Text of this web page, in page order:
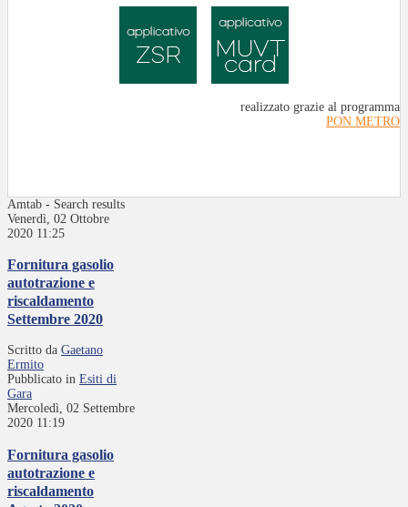
realizzato grazie al programma
PON METRO
Amtab - Search results
Venerdì, 02 Ottobre
2020 11:25
Fornitura gasolio
autotrazione e
riscaldamento
Settembre 2020
Scritto da Gaetano
Ermito
Pubblicato in Esiti di
Gara
Mercoledì, 02 Settembre
2020 11:19
Fornitura gasolio
autotrazione e
riscaldamento